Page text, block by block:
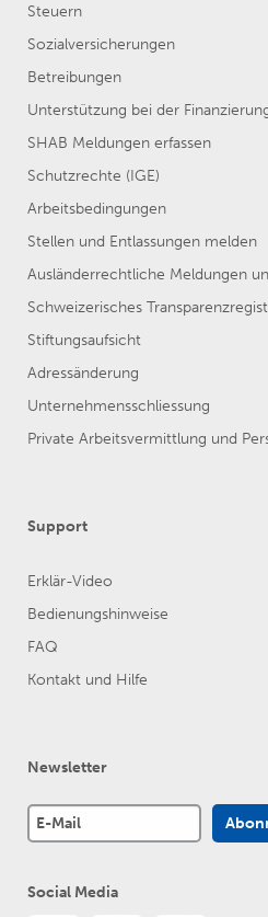
Steuern
Sozialversicherungen
Betreibungen
Unterstützung bei der
SHAB Meldungen erfassen
Schutzrechte (IGE)
Arbeitsbedingungen
Stellen und Entlassungen melden
Ausländerrechtliche Meldungen
Schweizerisches
Stiftungsaufsicht
Adressänderung
Unternehmensschliessung
Private Arbeitsvermittlung und
Support
Erklär-Video
Bedienungshinweise
FAQ
Kontakt und Hilfe
Newsletter
Social Media